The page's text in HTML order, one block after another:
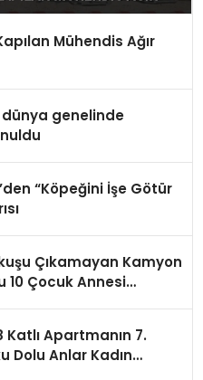
Mühendis Ağır
genelinde
“Köpeğini İşe Götür
Çıkamayan Kamyon
10 Çocuk Annesi
Katlı Apartmanın 7.
Dolu Anlar Kadın